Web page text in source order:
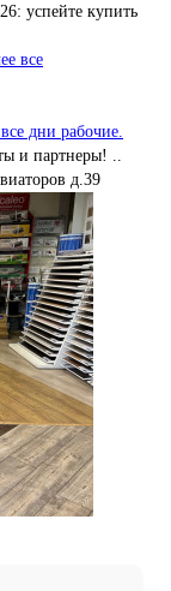
успейте купить
дни рабочие.
и партнеры! ..
д.39